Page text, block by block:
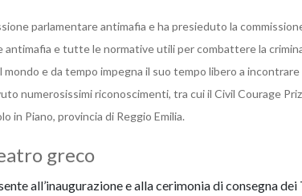
parlamentare antimafia e ha presieduto la
antimafia e tutte le normative utili per combattere la
mondo e da tempo impegna il suo tempo libero a
numerosissimi riconoscimenti, tra cui il Civil Courage
in Piano, provincia di Reggio Emilia.
greco
all’inaugurazione e alla cerimonia di consegna